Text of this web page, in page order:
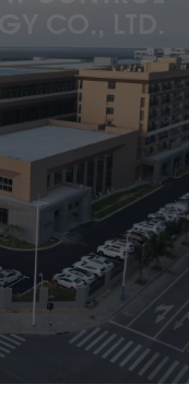
CO., LTD.